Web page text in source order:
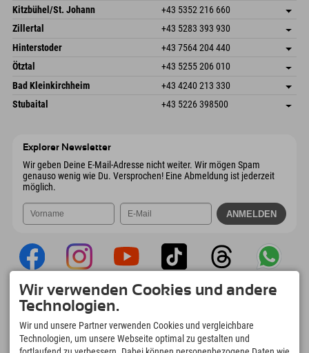
Dorfstr. 127b
6793 Gaschurn/Montafon
Österreich
Adresse speichern
Anreiseinfos
Buchen
Kitzbühel/St. Johann +43 5352 216 660
Speckbacherstraße 87
Österreich
Adresse speichern
Buchen
Zillertal +43 5283 393 930
Schmiedau 2
6272 Kaltenbach im Zillertal
Österreich
Adresse speichern
Anreiseinfos
Buchen
Hinterstoder +43 7564 204 440
Freizeitpark 10
Österreich
Adresse speichern
Buchen
Ötztal +43 5255 206 010
Gscheat 14
6441 Umhausen
Österreich
Adresse speichern
Anreiseinfos
Buchen
Bad Kleinkirchheim +43 4240 213 330
Dorfstraße 24
Adresse speichern
Stubaital +43 5226 398500
Explorer Newsletter
Wir geben Deine E-Mail-Adresse nicht weiter. Wir mögen Spam
genauso wenig wie Du. Versprochen! Eine Abmeldung ist jederzeit
möglich.
Explorer App
Upload Deiner #ExplorerMoments, Mein
Explorer To Go mit Buchungsübersicht,
Bucketlist, Restaurantübersicht uvm. Jetzt
Wir verwenden Cookies und andere
Technologien.
Wir und unsere Partner verwenden Cookies und vergleichbare
Technologien, um unsere Webseite optimal zu gestalten und